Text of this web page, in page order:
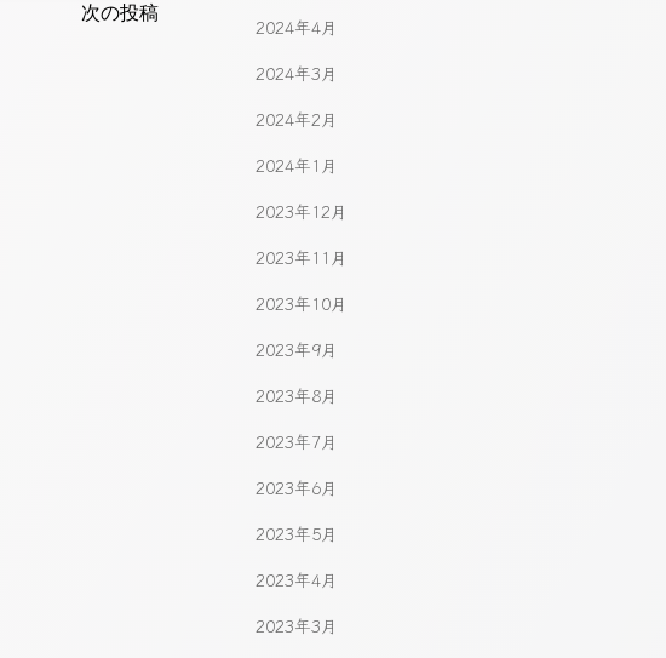
navigation
次の投稿
2024年4月
2024年3月
2024年2月
2024年1月
2023年12月
2023年11月
2023年10月
2023年9月
2023年8月
2023年7月
2023年6月
2023年5月
2023年4月
2023年3月